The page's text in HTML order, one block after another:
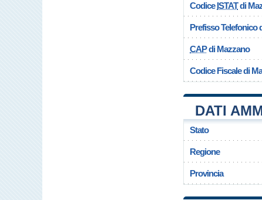
CodiceISTATdi
Prefisso Telefonico
CAPdi Mazzano
Codice Fiscale di
DATI
Stato
Regione
Provincia